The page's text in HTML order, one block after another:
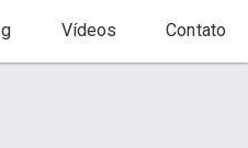
Vídeos Contato